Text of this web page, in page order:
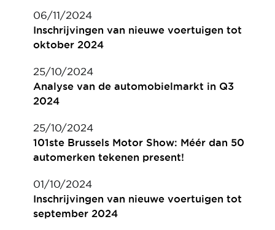
06/11/2024
Inschrijvingen van nieuwe voertuigen tot
oktober 2024
25/10/2024
Analyse van de automobielmarkt in Q3
2024
25/10/2024
101ste Brussels Motor Show: Méér dan 50
automerken tekenen present!
01/10/2024
Inschrijvingen van nieuwe voertuigen tot
september 2024